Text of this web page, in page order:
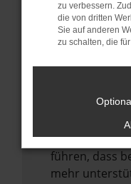
Starte dein
Das kann
Stelle sicher,
Veraltete
führen, dass
mehr
zu verbessern.
die von dritten
Sie auf anderen
zu schalten, die